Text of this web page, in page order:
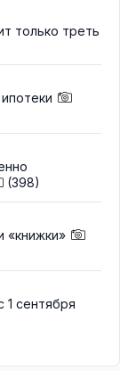
только треть
(398)
«книжки»
1 сентября